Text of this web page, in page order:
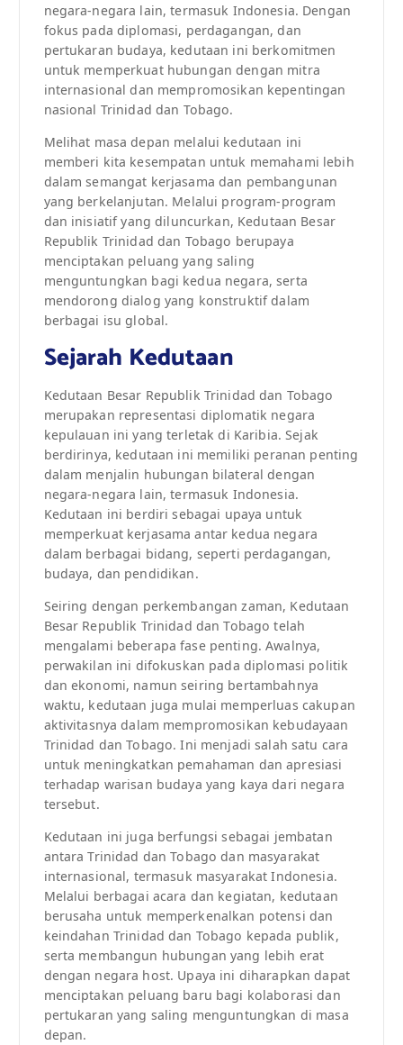
negara-negara lain, termasuk Indonesia. Dengan
fokus pada diplomasi, perdagangan, dan
pertukaran budaya, kedutaan ini berkomitmen
untuk memperkuat hubungan dengan mitra
internasional dan mempromosikan kepentingan
nasional Trinidad dan Tobago.
Melihat masa depan melalui kedutaan ini
memberi kita kesempatan untuk memahami lebih
dalam semangat kerjasama dan pembangunan
yang berkelanjutan. Melalui program-program
dan inisiatif yang diluncurkan, Kedutaan Besar
Republik Trinidad dan Tobago berupaya
menciptakan peluang yang saling
menguntungkan bagi kedua negara, serta
mendorong dialog yang konstruktif dalam
berbagai isu global.
Sejarah Kedutaan
Kedutaan Besar Republik Trinidad dan Tobago
merupakan representasi diplomatik negara
kepulauan ini yang terletak di Karibia. Sejak
berdirinya, kedutaan ini memiliki peranan penting
dalam menjalin hubungan bilateral dengan
negara-negara lain, termasuk Indonesia.
Kedutaan ini berdiri sebagai upaya untuk
memperkuat kerjasama antar kedua negara
dalam berbagai bidang, seperti perdagangan,
budaya, dan pendidikan.
Seiring dengan perkembangan zaman, Kedutaan
Besar Republik Trinidad dan Tobago telah
mengalami beberapa fase penting. Awalnya,
perwakilan ini difokuskan pada diplomasi politik
dan ekonomi, namun seiring bertambahnya
waktu, kedutaan juga mulai memperluas cakupan
aktivitasnya dalam mempromosikan kebudayaan
Trinidad dan Tobago. Ini menjadi salah satu cara
untuk meningkatkan pemahaman dan apresiasi
terhadap warisan budaya yang kaya dari negara
tersebut.
Kedutaan ini juga berfungsi sebagai jembatan
antara Trinidad dan Tobago dan masyarakat
internasional, termasuk masyarakat Indonesia.
Melalui berbagai acara dan kegiatan, kedutaan
berusaha untuk memperkenalkan potensi dan
keindahan Trinidad dan Tobago kepada publik,
serta membangun hubungan yang lebih erat
dengan negara host. Upaya ini diharapkan dapat
menciptakan peluang baru bagi kolaborasi dan
pertukaran yang saling menguntungkan di masa
depan.